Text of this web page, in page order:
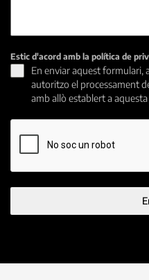
Estic d'acord amb la política de
En enviar aquest formulari,
autoritzo el processament
amb allò establert a